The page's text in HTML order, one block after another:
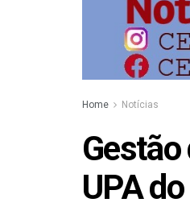
Home Notícias
UPA